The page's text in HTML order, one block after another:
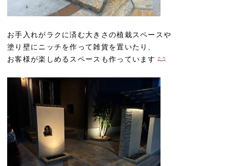
お手入れがラクに済む大きさの植栽スペースや
塗り壁にニッチを作って雑貨を置いたり、
お客様が楽しめるスペースも作っています